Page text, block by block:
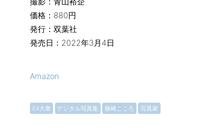
価格：880円
発行：双葉社
発売日：2022年3月4日
Amazon
EX大衆 デジタル写真集 篠崎こころ 写真家